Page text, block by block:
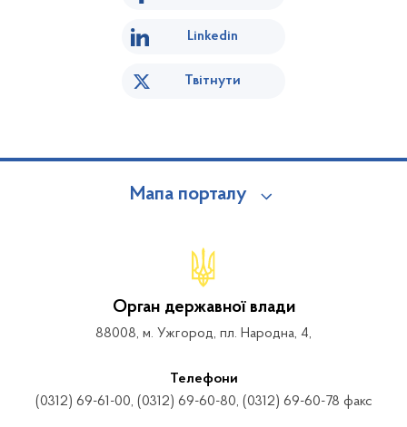
Linkedin
Твітнути
Мапа порталу
Орган державної влади
88008, м. Ужгород, пл. Народна, 4,
Телефони
(0312) 69-61-00, (0312) 69-60-80, (0312) 69-60-78 факс